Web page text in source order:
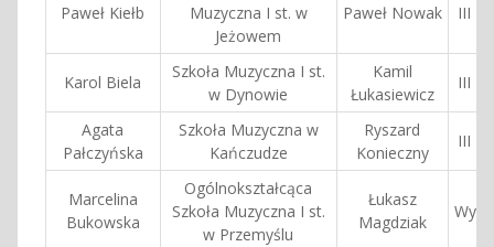
Paweł Kiełb
Muzyczna I st. w
Jeżowem
Paweł Nowak III
Karol Biela
Szkoła Muzyczna I st.
w Dynowie
Kamil
Łukasiewicz
III
Agata
Pałczyńska
Szkoła Muzyczna w
Kańczudze
Ryszard
Konieczny
III
Marcelina
Bukowska
Ogólnokształcąca
Szkoła Muzyczna I st.
w Przemyślu
Łukasz
Magdziak